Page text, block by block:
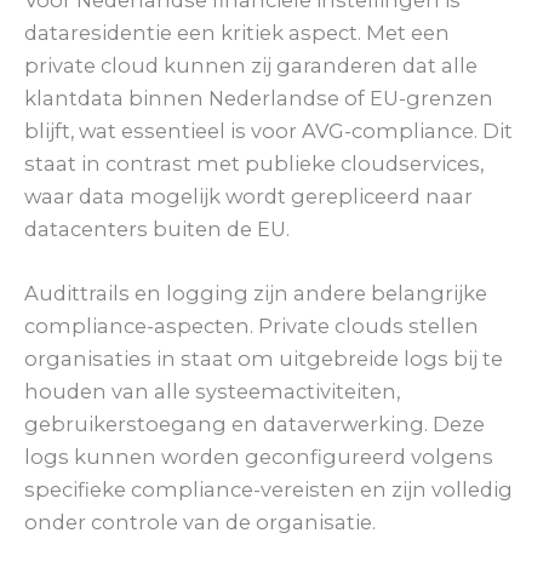
dataresidentie een kritiek aspect. Met een
private cloud kunnen zij garanderen dat alle
klantdata binnen Nederlandse of EU-grenzen
blijft, wat essentieel is voor AVG-compliance. Dit
staat in contrast met publieke cloudservices,
waar data mogelijk wordt gerepliceerd naar
datacenters buiten de EU.
Audittrails en logging zijn andere belangrijke
compliance-aspecten. Private clouds stellen
organisaties in staat om uitgebreide logs bij te
houden van alle systeemactiviteiten,
gebruikerstoegang en dataverwerking. Deze
logs kunnen worden geconfigureerd volgens
specifieke compliance-vereisten en zijn volledig
onder controle van de organisatie.